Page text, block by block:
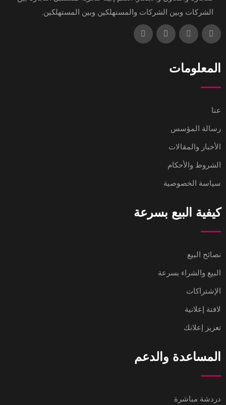
الشركات وبين الشركات والمستهلكين وبين المستهلكين.
المعلومات
عنا
رسالة المؤسس
الأخبار والمقالات
الشروط والأحكام
سياسة الخصوصية
كيفية البيع بسرعة
نصائح البيع
البيع والشراء بسرعة
الإشتراكات
لافتة إعلانية
تعزيز إعلانك
المساعدة والدعم
دردشة مباشرة